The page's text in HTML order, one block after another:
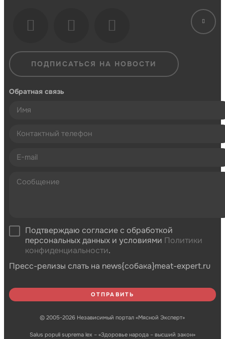
ПОДПИСАТЬСЯ НА НОВОСТИ
Обратная связь
Подтверждаю согласие с обработкой
персональных данных и условиями Политики
конфиденциальности.
Пресс-релизы слать на news{собака}meat-expert.ru
© 2005-2026 Независимый портал «Мясной Эксперт»
Salus populi suprema lex – «Здоровье народа – высший закон»